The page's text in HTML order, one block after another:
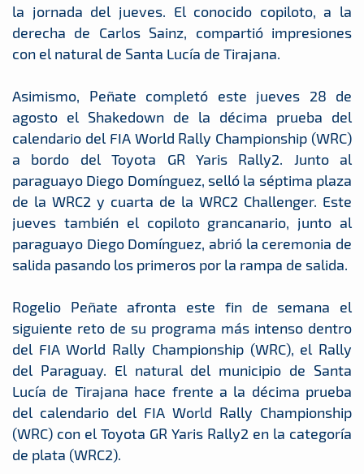
la jornada del jueves. El conocido copiloto, a la
derecha de Carlos Sainz, compartió impresiones
con el natural de Santa Lucía de Tirajana.
Asimismo, Peñate completó este jueves 28 de
agosto el Shakedown de la décima prueba del
calendario del FIA World Rally Championship (WRC)
a bordo del Toyota GR Yaris Rally2. Junto al
paraguayo Diego Domínguez, selló la séptima plaza
de la WRC2 y cuarta de la WRC2 Challenger. Este
jueves también el copiloto grancanario, junto al
paraguayo Diego Domínguez, abrió la ceremonia de
salida pasando los primeros por la rampa de salida.
Rogelio Peñate afronta este fin de semana el
siguiente reto de su programa más intenso dentro
del FIA World Rally Championship (WRC), el Rally
del Paraguay. El natural del municipio de Santa
Lucía de Tirajana hace frente a la décima prueba
del calendario del FIA World Rally Championship
(WRC) con el Toyota GR Yaris Rally2 en la categoría
de plata (WRC2).